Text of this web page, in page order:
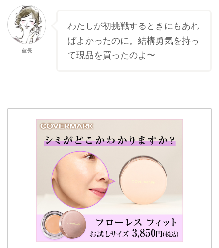
室長
わたしが初挑戦するときにもあれ
ばよかったのに。結構勇気を持っ
て現品を買ったのよ〜